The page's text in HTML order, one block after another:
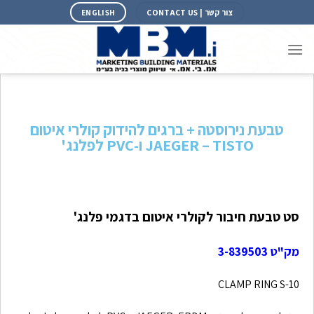
צור קשר | CONTACT US ENGLISH
טבעת נירוסטה + ברגים להידוק קולרי איטום
JAEGER – TISTO ו-PVC לפלנג'
סט טבעת חיבור לקולרי איטום בדגמי פלנג'
מק"ט 3-839503
CLAMP RING S-10